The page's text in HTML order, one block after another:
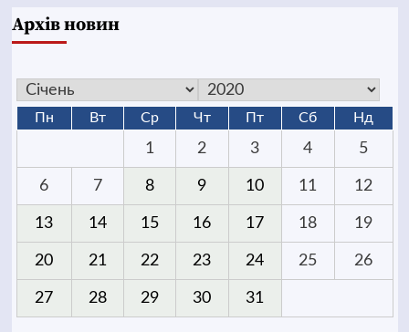
Архів новин
Пн Вт Ср Чт Пт Сб Нд
1 2 3 4 5
6 7 8 9 10 11 12
13 14 15 16 17 18 19
20 21 22 23 24 25 26
27 28 29 30 31